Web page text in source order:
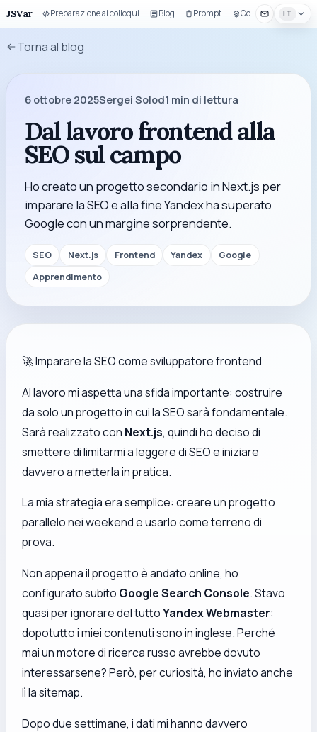
JSVar Preparazione ai colloqui Blog Prompt Componenti UI
IT
Torna al blog
6 ottobre 2025Sergei Solod1 min di lettura
Dal lavoro frontend alla
SEO sul campo
Ho creato un progetto secondario in Next.js per
imparare la SEO e alla fine Yandex ha superato
Google con un margine sorprendente.
SEO Next.js Frontend Yandex
Google
Apprendimento
🚀 Imparare la SEO come sviluppatore frontend
Al lavoro mi aspetta una sfida importante: costruire
da solo un progetto in cui la SEO sarà fondamentale.
Sarà realizzato con Next.js, quindi ho deciso di
smettere di limitarmi a leggere di SEO e iniziare
davvero ametterla in pratica.
La mia strategia era semplice: creare un progetto
parallelo nei weekend e usarlo come terreno di
prova.
Non appena il progetto è andato online, ho
configurato subito Google Search Console. Stavo
quasi per ignorare del tuttoYandex Webmaster:
dopotutto i miei contenuti sono in inglese. Perché
mai un motore di ricerca russo avrebbe dovuto
interessarsene? Però, per curiosità, ho inviato anche
lì la sitemap.
Dopo due settimane, i dati mi hanno davvero